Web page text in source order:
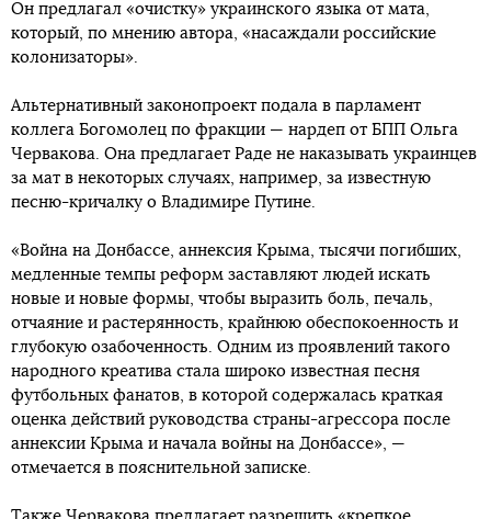
Он предлагал «очистку» украинского языка от мата,
который, по мнению автора, «насаждали российские
колонизаторы».
Альтернативный законопроект подала в парламент
коллега Богомолец по фракции — нардеп от БПП Ольга
Червакова. Она предлагает Раде не наказывать украинцев
за мат в некоторых случаях, например, за известную
песню-кричалку о Владимире Путине.
«Война на Донбассе, аннексия Крыма, тысячи погибших,
медленные темпы реформ заставляют людей искать
новые и новые формы, чтобы выразить боль, печаль,
отчаяние и растерянность, крайнюю обеспокоенность и
глубокую озабоченность. Одним из проявлений такого
народного креатива стала широко известная песня
футбольных фанатов, в которой содержалась краткая
оценка действий руководства страны-агрессора после
аннексии Крыма и начала войны на Донбассе», —
отмечается в пояснительной записке.